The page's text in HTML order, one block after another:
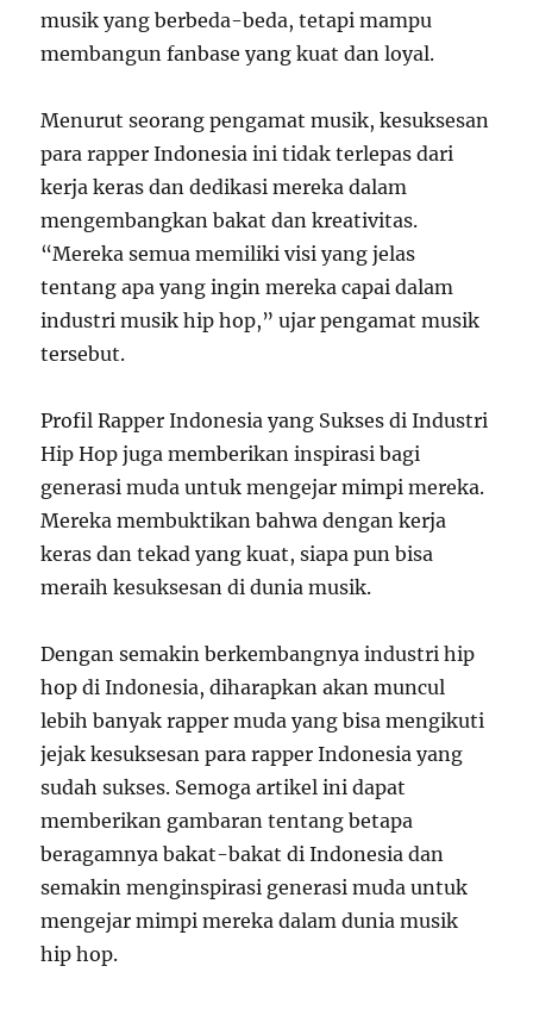
musik yang berbeda-beda, tetapi mampu
membangun fanbase yang kuat dan loyal.
Menurut seorang pengamat musik, kesuksesan
para rapper Indonesia ini tidak terlepas dari
kerja keras dan dedikasi mereka dalam
mengembangkan bakat dan kreativitas.
“Mereka semua memiliki visi yang jelas
tentang apa yang ingin mereka capai dalam
industri musik hip hop,” ujar pengamat musik
tersebut.
Profil Rapper Indonesia yang Sukses di Industri
Hip Hop juga memberikan inspirasi bagi
generasi muda untuk mengejar mimpi mereka.
Mereka membuktikan bahwa dengan kerja
keras dan tekad yang kuat, siapa pun bisa
meraih kesuksesan di dunia musik.
Dengan semakin berkembangnya industri hip
hop di Indonesia, diharapkan akan muncul
lebih banyak rapper muda yang bisa mengikuti
jejak kesuksesan para rapper Indonesia yang
sudah sukses. Semoga artikel ini dapat
memberikan gambaran tentang betapa
beragamnya bakat-bakat di Indonesia dan
semakin menginspirasi generasi muda untuk
mengejar mimpi mereka dalam dunia musik
hip hop.